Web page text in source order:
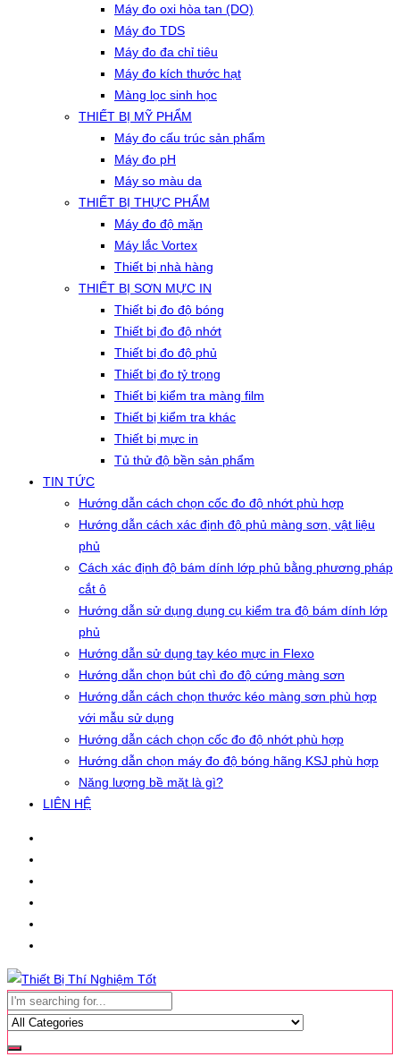
Máy đo oxi hòa tan (DO)
Máy đo TDS
Máy đo đa chỉ tiêu
Máy đo kích thước hạt
Màng lọc sinh học
THIẾT BỊ MỸ PHẨM
Máy đo cấu trúc sản phẩm
Máy đo pH
Máy so màu da
THIẾT BỊ THỰC PHẨM
Máy đo độ mặn
Máy lắc Vortex
Thiết bị nhà hàng
THIẾT BỊ SƠN MỰC IN
Thiết bị đo độ bóng
Thiết bị đo độ nhớt
Thiết bị đo độ phủ
Thiết bị đo tỷ trọng
Thiết bị kiểm tra màng film
Thiết bị kiểm tra khác
Thiết bị mực in
Tủ thử độ bền sản phẩm
TIN TỨC
Hướng dẫn cách chọn cốc đo độ nhớt phù hợp
Hướng dẫn cách xác định độ phủ màng sơn, vật liệu
phủ
Cách xác định độ bám dính lớp phủ bằng phương pháp
cắt ô
Hướng dẫn sử dụng dụng cụ kiểm tra độ bám dính lớp
phủ
Hướng dẫn sử dụng tay kéo mực in Flexo
Hướng dẫn chọn bút chì đo độ cứng màng sơn
Hướng dẫn cách chọn thước kéo màng sơn phù hợp
với mẫu sử dụng
Hướng dẫn cách chọn cốc đo độ nhớt phù hợp
Hướng dẫn chọn máy đo độ bóng hãng KSJ phù hợp
Năng lượng bề mặt là gì?
LIÊN HỆ